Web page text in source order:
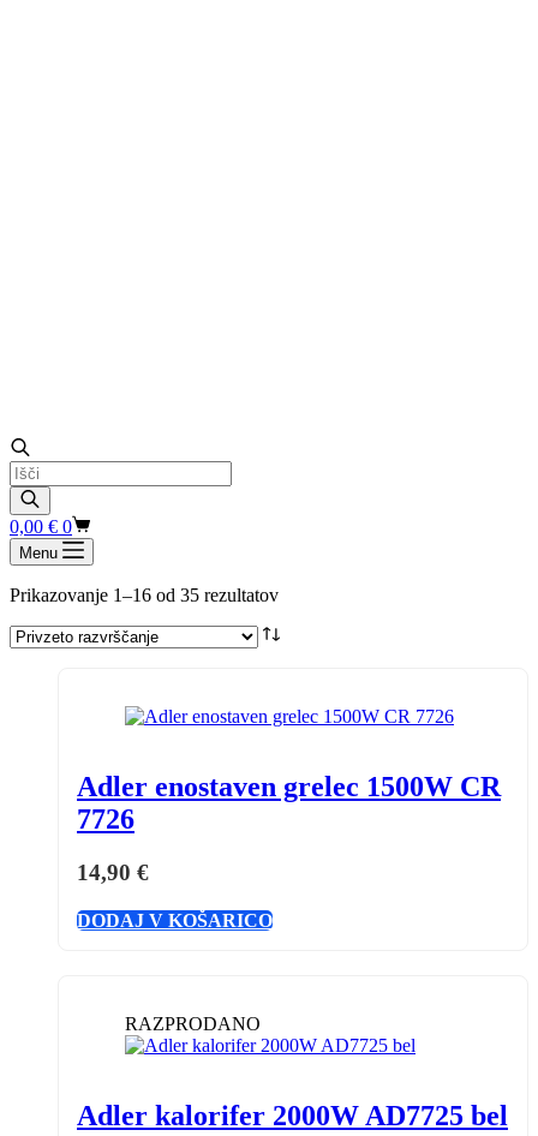
Products
search
Shopping
cart
0,00 € 0
Menu
Prikazovanje 1–16 od 35 rezultatov
Adler enostaven grelec 1500W CR
7726
14,90 €
DODAJ V KOŠARICO
RAZPRODANO
Adler kalorifer 2000W AD7725 bel